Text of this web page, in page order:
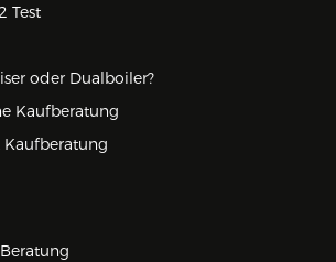
Test
oder Dualboiler?
Kaufberatung